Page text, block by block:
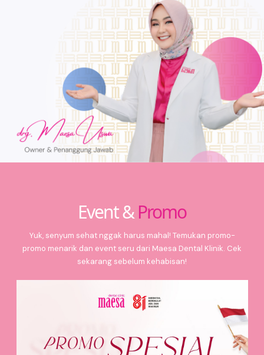
Event &Promo
Yuk, senyum sehat nggak harus mahal! Temukan promo-
promo menarik dan event seru dari Maesa Dental Klinik. Cek
sekarang sebelum kehabisan!